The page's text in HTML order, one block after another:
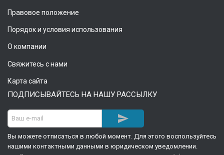
Правовое положение
Порядок и условия использования
О компании
Свяжитесь с нами
Карта сайта
ПОДПИСЫВАЙТЕСЬ НА НАШУ РАССЫЛКУ

Вы можете отписаться в любой момент. Для этого воспользуйтесь
нашими контактными данными в юридическом уведомлении.